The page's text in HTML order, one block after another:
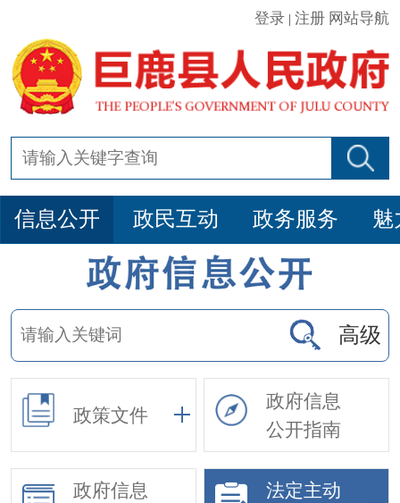
登录 |注册 网站导航
信息公开 政民互动 政务服务 魅
高级
政策文件
政府信息
公开指南
政府信息
法定主动